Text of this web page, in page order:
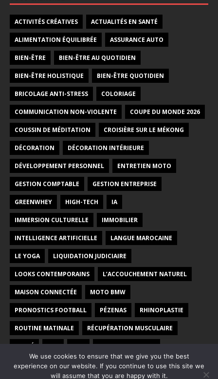
ACTIVITÉS CRÉATIVES ACTUALITÉS EN SANTÉ
ALIMENTATION ÉQUILIBRÉE ASSURANCE AUTO
BIEN-ÊTRE BIEN-ÊTRE AU QUOTIDIEN
BIEN-ÊTRE HOLISTIQUE BIEN-ÊTRE QUOTIDIEN
BRICOLAGE ANTI-STRESS COLORIAGE
COMMUNICATION NON-VIOLENTE COUPE DU MONDE 2026
COUSSIN DE MÉDITATION CROISIÈRE SUR LE MÉKONG
DÉCORATION DÉCORATION INTÉRIEURE
DÉVELOPPEMENT PERSONNEL ENTRETIEN MOTO
GESTION COMPTABLE GESTION ENTREPRISE
GREENWHEY HIGH-TECH IA
IMMERSION CULTURELLE IMMOBILIER
INTELLIGENCE ARTIFICIELLE LANGUE MAROCAINE
LE YOGA LIQUIDATION JUDICIAIRE
LOOKS CONTEMPORAINS L’ACCOUCHEMENT NATUREL
MAISON CONNECTÉE MOTO BMW
PRONOSTICS FOOTBALL PÉZENAS RHINOPLASTIE
ROUTINE MATINALE RÉCUPÉRATION MUSCULAIRE
SANTÉ SEO SITE VOYAGE AU MAROC
YOGA PRÉNATAL ÉCOLE ÉNERGIE VERTE
We use cookies to ensure that we give you the best
experience on our website. If you continue to use this site we
will assume that you are happy with it.